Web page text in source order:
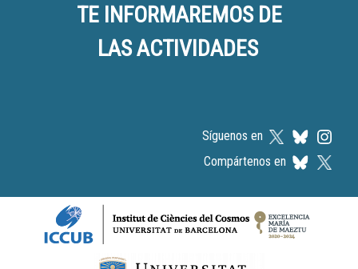
TE INFORMAREMOS DE
LAS ACTIVIDADES
Síguenos en
Compártenos en
Logos footer